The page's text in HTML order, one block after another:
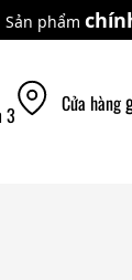
Sản phẩm
3
Cửa hàng